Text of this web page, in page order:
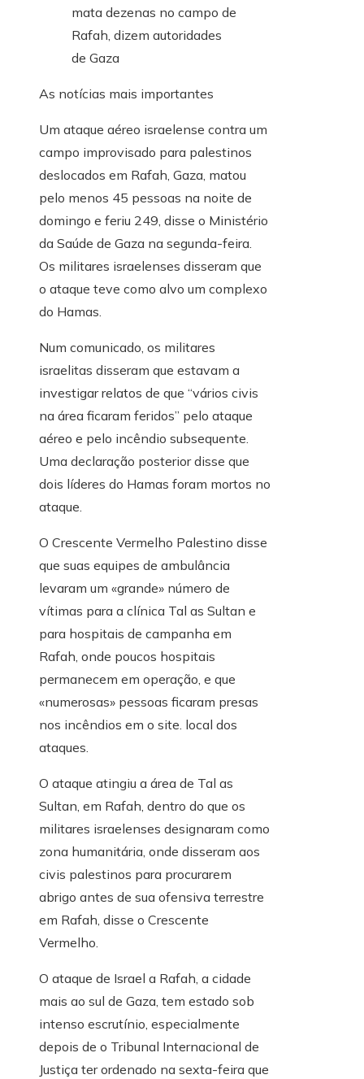
As notícias mais importantes
Um ataque aéreo israelense contra um
campo improvisado para palestinos
deslocados em Rafah, Gaza, matou
pelo menos 45 pessoas na noite de
domingo e feriu 249, disse o Ministério
da Saúde de Gaza na segunda-feira.
Os militares israelenses disseram que
o ataque teve como alvo um complexo
do Hamas.
Num comunicado, os militares
israelitas disseram que estavam a
investigar relatos de que “vários civis
na área ficaram feridos” pelo ataque
aéreo e pelo incêndio subsequente.
Uma declaração posterior disse que
dois líderes do Hamas foram mortos no
ataque.
O Crescente Vermelho Palestino disse
que suas equipes de ambulância
levaram um «grande» número de
vítimas para a clínica Tal as Sultan e
para hospitais de campanha em
Rafah, onde poucos hospitais
permanecem em operação, e que
«numerosas» pessoas ficaram presas
nos incêndios em o site. local dos
ataques.
O ataque atingiu a área de Tal as
Sultan, em Rafah, dentro do que os
militares israelenses designaram como
zona humanitária, onde disseram aos
civis palestinos para procurarem
abrigo antes de sua ofensiva terrestre
em Rafah, disse o Crescente
Vermelho.
O ataque de Israel a Rafah, a cidade
mais ao sul de Gaza, tem estado sob
intenso escrutínio, especialmente
depois de o Tribunal Internacional de
Justiça ter ordenado na sexta-feira que